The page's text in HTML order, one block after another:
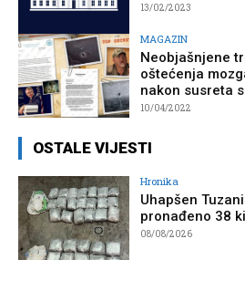
13/02/2023
MAGAZIN
Neobjašnjene
oštećenja
nakon susreta
10/04/2022
OSTALE VIJESTI
Hronika
Uhapšen
pronađeno 38
08/08/2026